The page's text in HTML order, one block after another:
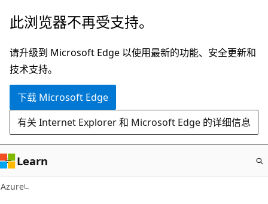
跳
主
要
内
此浏览器不再受支持。
请升级到 Microsoft Edge 以使用最新的功能、安全更新和
技术支持。
下载 Microsoft Edge
有关 Internet Explorer 和 Microsoft Edge 的详细信息
Learn
Azure